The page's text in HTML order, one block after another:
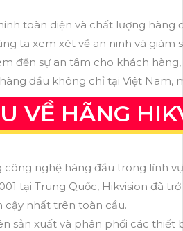
toàn diện và chất lượng hàng
ta xem xét về an ninh và giám
đến sự an tâm cho khách
đầu không chỉ tại Việt Nam,
VỀ HÃNG
công nghệ hàng đầu trong lĩnh
tại Trung Quốc, Hikvision đã
cậy nhất trên toàn cầu.
sản xuất và phân phối các thiết